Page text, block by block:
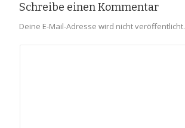
Schreibe einen Kommentar
Deine E-Mail-Adresse wird nicht veröffentlicht.